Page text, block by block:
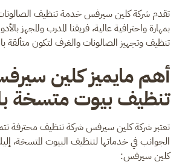
تقدم شركة كلين سيرفس خدمة تنظيف الصالونات
بمهارة واحترافية عالية، فريقنا المدرب والمجهز
تنظيف وتجهيز الصالونات والغرف لتكون متألقة
أهم مايميز كلين
تنظيف بيوت متسخة
تعتبر شركة كلين سيرفس شركة تنظيف محترفة
الجوانب في خدماتها لتنظيف البيوت المتسخة،
كلين سيرفس: